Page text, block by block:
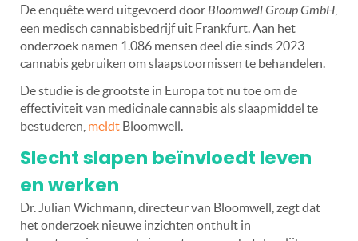
De enquête werd uitgevoerd doorBloomwell Group GmbH
een medisch cannabisbedrijf uit Frankfurt. Aan het
onderzoek namen 1.086 mensen deel die sinds 2023
cannabis gebruiken om slaapstoornissen te behandelen.
De studie is de grootste in Europa tot nu toe om de
effectiviteit van medicinale cannabis als slaapmiddel te
bestuderen, meldt Bloomwell.
Slecht slapen beïnvloedt leven
en werken
Dr. Julian Wichmann, directeur van Bloomwell, zegt dat
het onderzoek nieuwe inzichten onthult in